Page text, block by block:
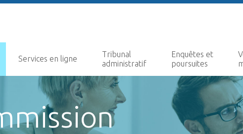
Services en ligne
Tribunal
administratif
Enquêtes et
poursuites